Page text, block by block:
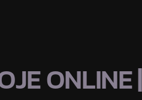
ONLINE |